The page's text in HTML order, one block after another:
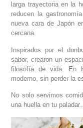
larga trayectoria en la
reducen la
nueva cara de Japón
cercana.
Inspirados por el
sabor, crearon un
filosofía de vida. En
moderno, sin perder la
No solo servimos
una huella en tu